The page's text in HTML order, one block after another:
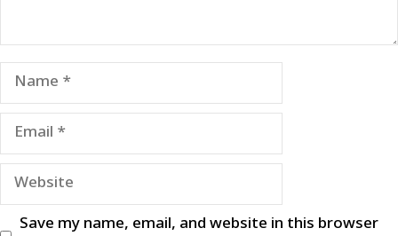
Name
Email
Website
Save my name, email, and website in this browser